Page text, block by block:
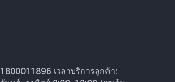
1800011896 เวลาบริการลูกค้า: